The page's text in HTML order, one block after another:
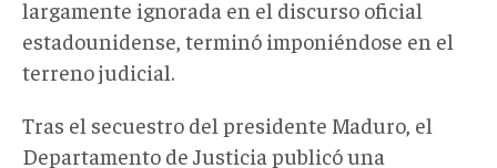
largamente ignorada en el discurso oficial
estadounidense, terminó imponiéndose en el
terreno judicial.
Tras el secuestro del presidente Maduro, el
Departamento de Justicia publicó una